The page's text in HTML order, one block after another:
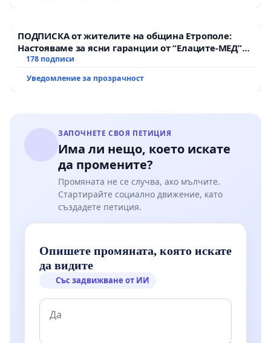
ПОДПИСКА от жителите на община Етрополе:
Настояваме за ясни гаранции от “Елаците-МЕД”
АД и от държавата, че ще се изпълнят всички
178 подписи
Уведомление за прозрачност
ЗАПОЧНЕТЕ СВОЯ ПЕТИЦИЯ
Има ли нещо, което искате
да промените?
Промяната не се случва, ако мълчите.
Стартирайте социално движение, като
създадете петиция.
Опишете промяната, която искате
да видите
Със задвижване от ИИ